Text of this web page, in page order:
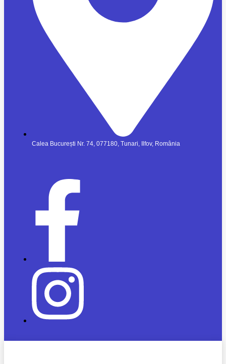
Calea București Nr. 74, 077180, Tunari, Ilfov, România